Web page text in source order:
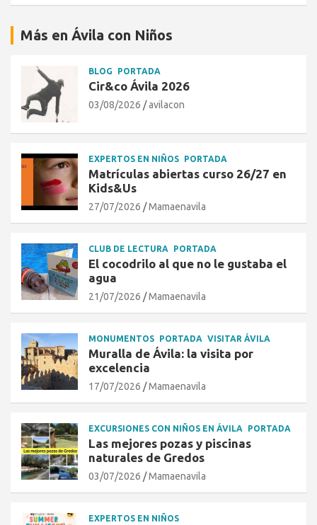
Más en Ávila con Niños
BLOG PORTADA
Cir&co Ávila 2026
03/08/2026 avilacon
EXPERTOS EN NIÑOS PORTADA
Matrículas abiertas curso 26/27 en
Kids&Us
27/07/2026 Mamaenavila
CLUB DE LECTURA PORTADA
El cocodrilo al que no le gustaba el
agua
21/07/2026 Mamaenavila
MONUMENTOS PORTADA VISITAR ÁVILA
Muralla de Ávila: la visita por
excelencia
17/07/2026 Mamaenavila
EXCURSIONES CON NIÑOS EN ÁVILA PORTADA
Las mejores pozas y piscinas
naturales de Gredos
03/07/2026 Mamaenavila
EXPERTOS EN NIÑOS